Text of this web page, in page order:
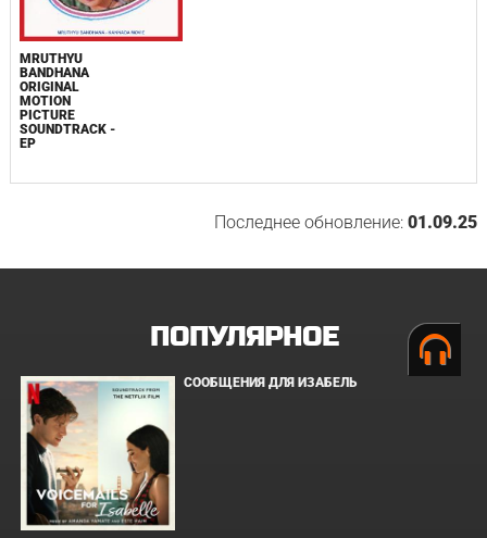
MRUTHYU
BANDHANA
ORIGINAL
MOTION
PICTURE
SOUNDTRACK -
EP
Последнее обновление:01.09.25
ПОПУЛЯРНОЕ
СООБЩЕНИЯ ДЛЯ ИЗАБЕЛЬ